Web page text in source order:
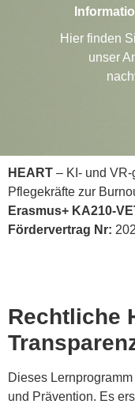
Hier finden
unser
HEART – KI- und
Pflegekräfte zur
Erasmus+ KA210-
Fördervertrag Nr:
Rechtliche
Dieses
und Prävention. Es